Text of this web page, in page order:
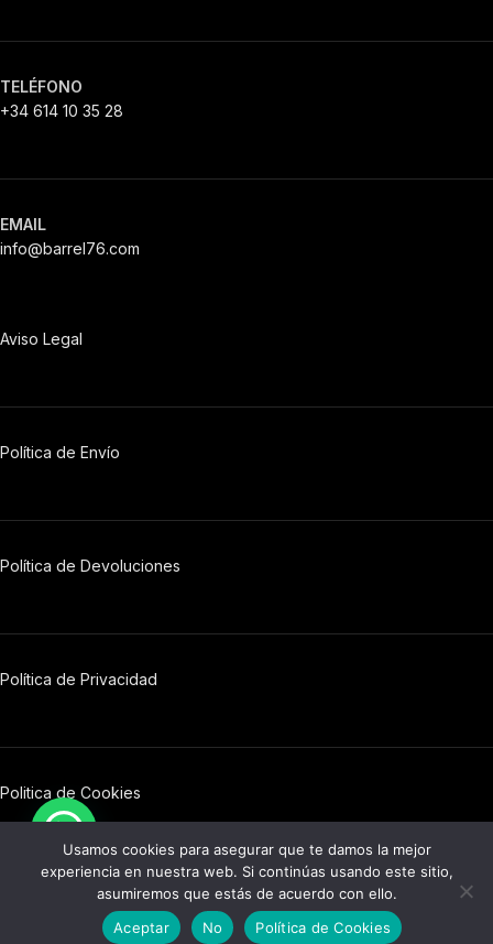
TELÉFONO
+34 614 10 35 28
EMAIL
info@barrel76.com
Aviso Legal
Política de Envío
Política de Devoluciones
Política de Privacidad
Politica de Cookies
© 2026 Barrel 76. Todos los derechos reservados.
Usamos cookies para asegurar que te damos la mejor
experiencia en nuestra web. Si continúas usando este sitio,
asumiremos que estás de acuerdo con ello.
Aceptar
No Política de Cookies